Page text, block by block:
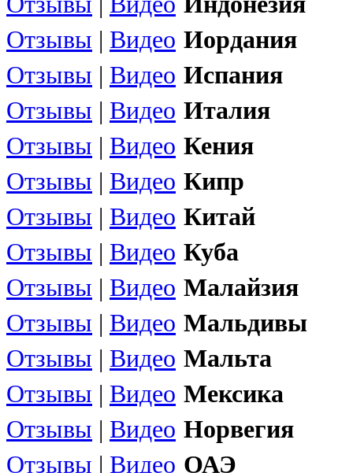
Отзывы | Видео Иордания
Отзывы | Видео Испания
Отзывы | Видео Италия
Отзывы | Видео Кения
Отзывы | Видео Кипр
Отзывы | Видео Китай
Отзывы | Видео Куба
Отзывы | Видео Малайзия
Отзывы | Видео Мальдивы
Отзывы | Видео Мальта
Отзывы | Видео Мексика
Отзывы | Видео Норвегия
Отзывы | Видео ОАЭ